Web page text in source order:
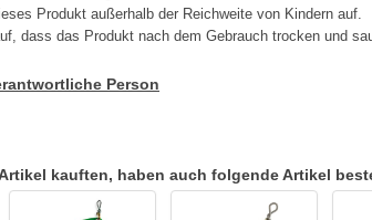
Produkt außerhalb der Reichweite von Kindern auf.
dass das Produkt nach dem Gebrauch trocken und
Person
kauften, haben auch folgende Artikel